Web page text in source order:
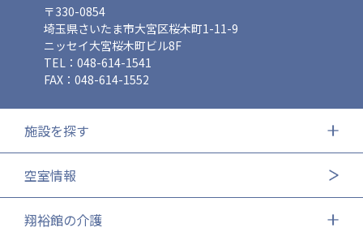
〒330-0854
埼玉県さいたま市大宮区桜木町1-11-9
ニッセイ大宮桜木町ビル8F
TEL：048-614-1541
FAX：048-614-1552
施設を探す
空室情報
翔裕館の介護